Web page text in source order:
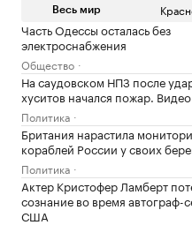
Весь мир
Часть Одессы осталась без
электроснабжения
Общество
На саудовском НПЗ после
хуситов начался пожар. Видео
Политика
Британия нарастила
кораблей России у своих
Политика
Актер Кристофер Ламберт
сознание во время автограф-
США